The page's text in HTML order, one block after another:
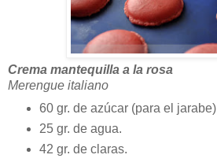
Crema mantequilla a la rosa
Merengue italiano
60 gr. de azúcar (para el jarabe)
25 gr. de agua.
42 gr. de claras.